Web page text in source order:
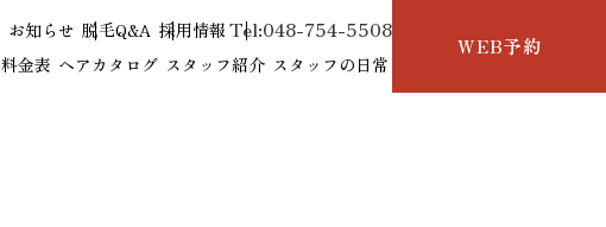
お知らせ 脱毛Q&A 採用情報Tel:048-754-5508
料金表 ヘアカタログ スタッフ紹介 スタッフの日常
WEB予約